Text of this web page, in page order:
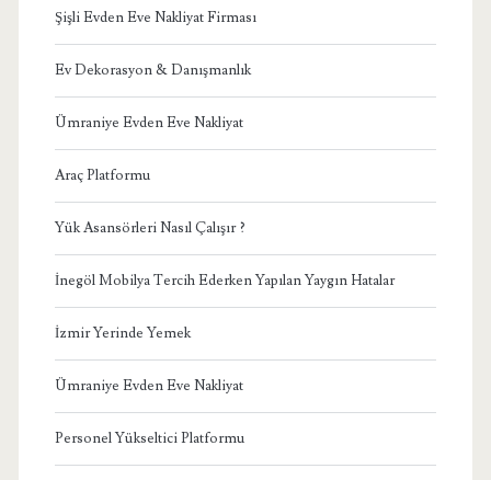
Şişli Evden Eve Nakliyat Firması
Ev Dekorasyon & Danışmanlık
Ümraniye Evden Eve Nakliyat
Araç Platformu
Yük Asansörleri Nasıl Çalışır ?
İnegöl Mobilya Tercih Ederken Yapılan Yaygın Hatalar
İzmir Yerinde Yemek
Ümraniye Evden Eve Nakliyat
Personel Yükseltici Platformu